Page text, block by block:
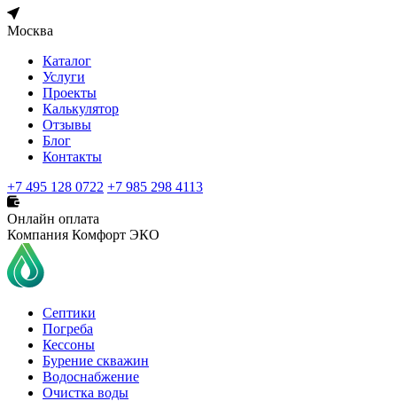
Москва
Каталог
Услуги
Проекты
Калькулятор
Отзывы
Блог
Контакты
+7 495 128 0722 +7 985 298 4113
Онлайн оплата
Компания Комфорт ЭКО
Септики
Погреба
Кессоны
Бурение скважин
Водоснабжение
Очистка воды